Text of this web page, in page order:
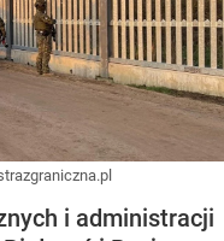
i administracji